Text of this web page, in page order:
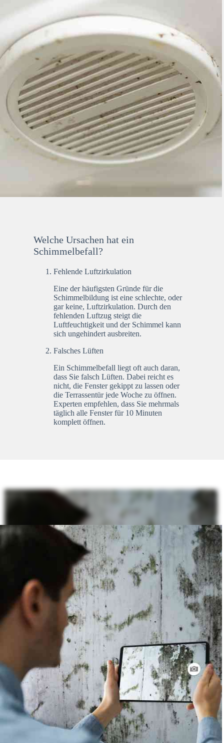
Welche Ursachen hat ein
Schimmelbefall?
Fehlende Luftzirkulation
Eine der häufigsten Gründe für die
Schimmelbildung ist eine schlechte, oder
gar keine, Luftzirkulation. Durch den
fehlenden Luftzug steigt die
Luftfeuchtigkeit und der Schimmel kann
sich ungehindert ausbreiten.
Falsches Lüften
Ein Schimmelbefall liegt oft auch daran,
dass Sie falsch Lüften. Dabei reicht es
nicht, die Fenster gekippt zu lassen oder
die Terrassentür jede Woche zu öffnen.
Experten empfehlen, dass Sie mehrmals
täglich alle Fenster für 10 Minuten
komplett öffnen.